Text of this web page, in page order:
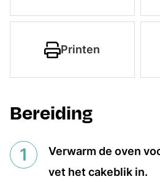
Printen
Bereiding
Verwarm de oven
vet het cakeblik in.